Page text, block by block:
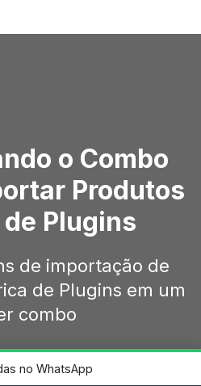
o Combo
Produtos
Plugins
de importação de
de Plugins em um
combo
apresentação
no WhatsApp